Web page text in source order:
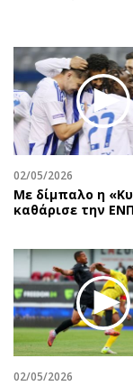
02/05/2026
Με δίμπαλο η
καθάρισε την ΕΝΠ
02/05/2026